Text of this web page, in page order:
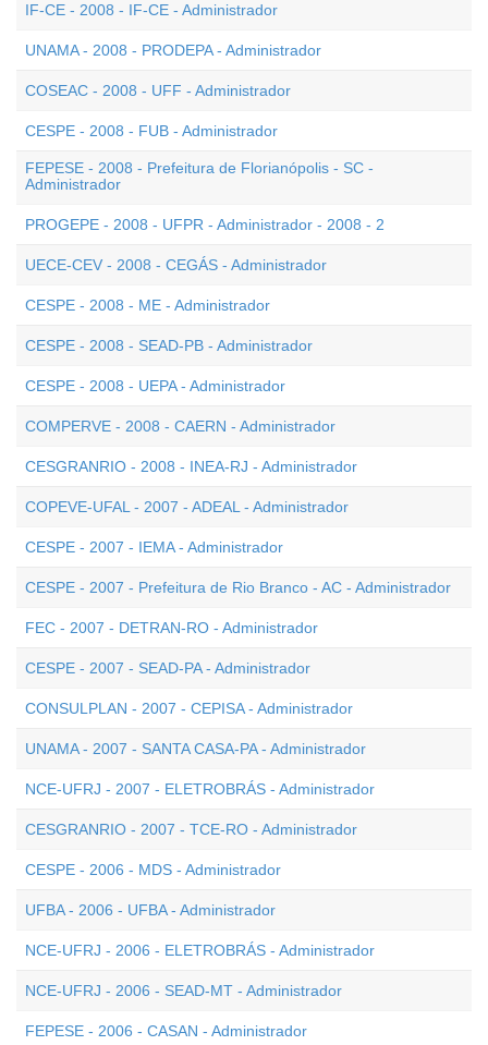
IF-CE - 2008 - IF-CE - Administrador
UNAMA - 2008 - PRODEPA - Administrador
COSEAC - 2008 - UFF - Administrador
CESPE - 2008 - FUB - Administrador
FEPESE - 2008 - Prefeitura de Florianópolis - SC -
Administrador
PROGEPE - 2008 - UFPR - Administrador - 2008 - 2
UECE-CEV - 2008 - CEGÁS - Administrador
CESPE - 2008 - ME - Administrador
CESPE - 2008 - SEAD-PB - Administrador
CESPE - 2008 - UEPA - Administrador
COMPERVE - 2008 - CAERN - Administrador
CESGRANRIO - 2008 - INEA-RJ - Administrador
COPEVE-UFAL - 2007 - ADEAL - Administrador
CESPE - 2007 - IEMA - Administrador
CESPE - 2007 - Prefeitura de Rio Branco - AC - Administrador
FEC - 2007 - DETRAN-RO - Administrador
CESPE - 2007 - SEAD-PA - Administrador
CONSULPLAN - 2007 - CEPISA - Administrador
UNAMA - 2007 - SANTA CASA-PA - Administrador
NCE-UFRJ - 2007 - ELETROBRÁS - Administrador
CESGRANRIO - 2007 - TCE-RO - Administrador
CESPE - 2006 - MDS - Administrador
UFBA - 2006 - UFBA - Administrador
NCE-UFRJ - 2006 - ELETROBRÁS - Administrador
NCE-UFRJ - 2006 - SEAD-MT - Administrador
FEPESE - 2006 - CASAN - Administrador